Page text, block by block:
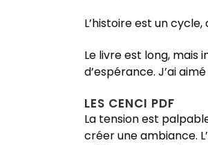
L’histoire est un
Le livre est long, mais
d’espérance. J’ai
LES CENCI PDF
La tension est
créer une ambiance.